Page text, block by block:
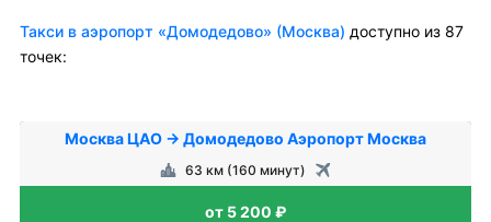
Такси в аэропорт «Домодедово» (Москва) доступно из 87
точек:
Москва ЦАО → Домодедово Аэропорт Москва
63 км (160 минут)
от 5 200 ₽